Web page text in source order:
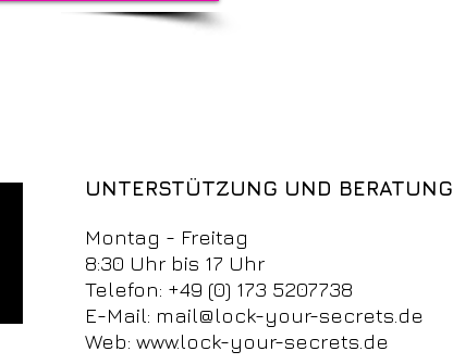
UNTERSTÜTZUNG UND BERATUNG
Montag - Freitag
8:30 Uhr bis 17 Uhr
Telefon: +49 (0) 173 5207738
E-Mail: mail@lock-your-secrets.de
Web: www.lock-your-secrets.de